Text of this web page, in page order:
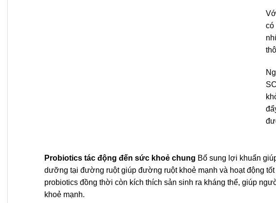
có
Probiotics tác động đến sức khoẻ chung Bổ sung lợi khuẩn
dưỡng tại đường ruột giúp đường ruột khoẻ mạnh và hoạt động
probiotics đồng thời còn kích thích sản sinh ra kháng thể, giúp
khoẻ mạnh.